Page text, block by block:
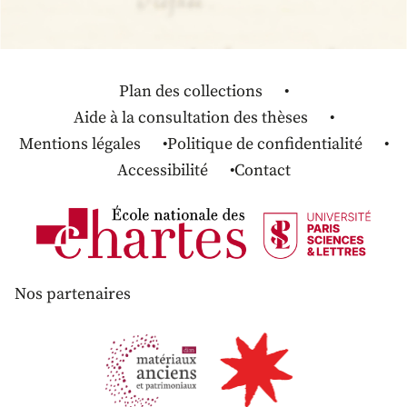
Plan des collections
Aide à la consultation des thèses
Mentions légales
Politique de confidentialité
Accessibilité
Contact
Nos partenaires